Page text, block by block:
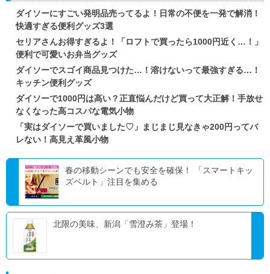
ダイソーにすごい発明品売ってるよ！日常の不便を一発で解消！
快適すぎる便利グッズ3選
セリアさんお得すぎるよ！「ロフトで買ったら1000円近く…！」
便利で可愛いお弁当グッズ
ダイソーでスゴイ商品見つけた…！溶けないって最強すぎる…！
キッチン便利グッズ
ダイソーで1000円は高い？正直悩んだけど買って大正解！手放せ
なくなった高コスパな電気小物
「実はダイソーで買いました♡」まじまじ見なきゃ200円ってバ
レない！高見え革風小物
春の移動シーンでも安全を確保！ 「スマートキッ
ズベルト」注目を集める
北限の美味、新潟「雪澄み茶」登場！